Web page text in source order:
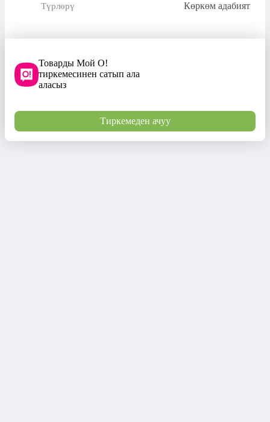
Түрлөрү Көркөм адабият
Товарды Мой О!
тиркемесинен сатып ала
аласыз
Тиркемеден ачуу